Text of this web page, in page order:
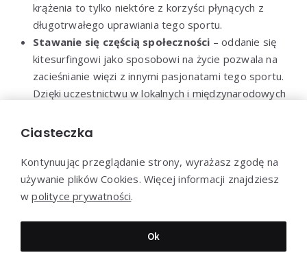
krążenia to tylko niektóre z korzyści płynących z
długotrwałego uprawiania tego sportu.
Stawanie się częścią społeczności – oddanie się
kitesurfingowi jako sposobowi na życie pozwala na
zacieśnianie więzi z innymi pasjonatami tego sportu.
Dzięki uczestnictwu w lokalnych i międzynarodowych
kitesurferzy mają szansę tworzyć trwałe relacje z
wartościach, co może prowadzić do budowania
wsparcia, wymiany doświadczeń i wspólnego
rozwijania pasji.
może przyczynić się do rozwoju umiejętności, takich
Ciasteczka
Kontynuując przeglądanie strony, wyrażasz zgodę na
używanie plików Cookies. Więcej informacji znajdziesz
wpolityce prywatności.
Ok